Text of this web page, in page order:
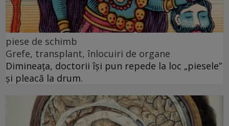
piese de schimb
Grefe, transplant, înlocuiri de organe
Dimineața, doctorii își pun repede la loc „piesele”
și pleacă la drum.